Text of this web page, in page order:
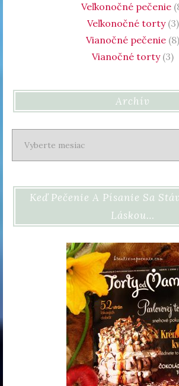
Veľkonočné pečenie
Veľkonočné torty(3)
Vianočné pečenie (8)
Vianočné torty(3)
Archív
Keď Pečenie A Písanie Sa
Láskou…